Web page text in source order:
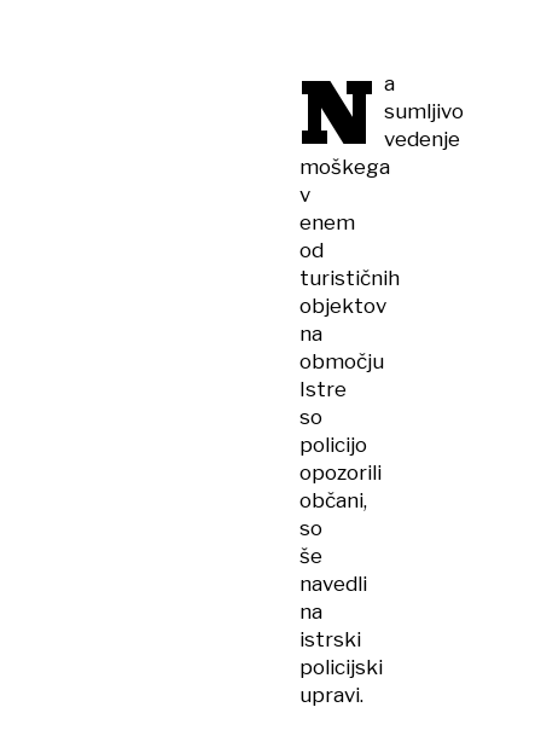
N a
sumljivo
vedenje
moškega
v
enem
od
turističnih
objektov
na
območju
Istre
so
policijo
opozorili
občani,
so
še
navedli
na
istrski
policijski
upravi.